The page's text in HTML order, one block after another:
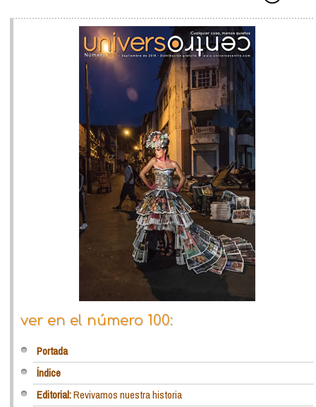
ver en el número 100:
Portada
Índice
Editorial:Revivamos nuestra historia